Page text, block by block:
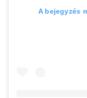
A bejegyzés